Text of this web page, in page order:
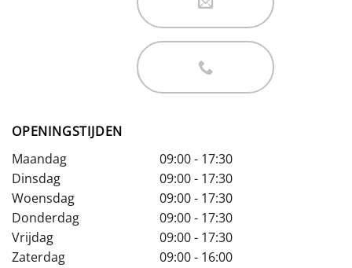
OPENINGSTIJDEN
Maandag
09:00 - 17:30
Dinsdag
09:00 - 17:30
Woensdag
09:00 - 17:30
Donderdag
09:00 - 17:30
Vrijdag
09:00 - 17:30
Zaterdag
09:00 - 16:00